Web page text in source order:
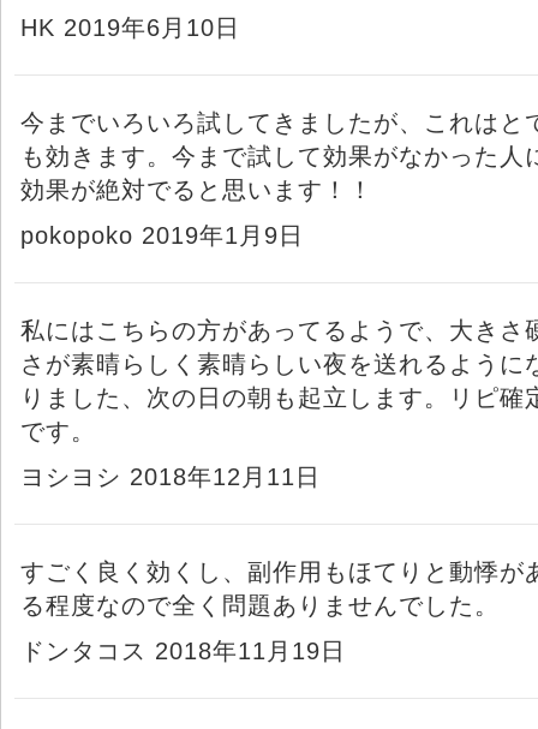
HK 2019年6月10日
今までいろいろ試してきましたが、これはと
も効きます。今まで試して効果がなかった人
効果が絶対でると思います！！
pokopoko 2019年1月9日
私にはこちらの方があってるようで、大きさ
さが素晴らしく素晴らしい夜を送れるように
りました、次の日の朝も起立します。リピ確
です。
ヨシヨシ 2018年12月11日
すごく良く効くし、副作用もほてりと動悸が
る程度なので全く問題ありませんでした。
ドンタコス 2018年11月19日